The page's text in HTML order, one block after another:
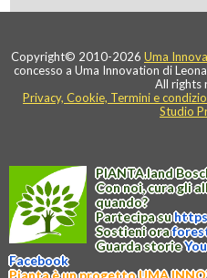
Copyright© 2010-2026 Uma
concesso a Uma Innovation di
All rights
Privacy, Cookie, Termini e
Studio
PIANTA.land
Con noi, cura gli
quando?
Partecipa su
Sostieni ora
Guarda storie
Facebook
Pianta è un progetto UMA